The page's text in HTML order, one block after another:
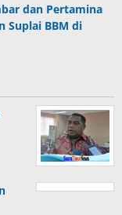
dan Pertamina
Suplai BBM di